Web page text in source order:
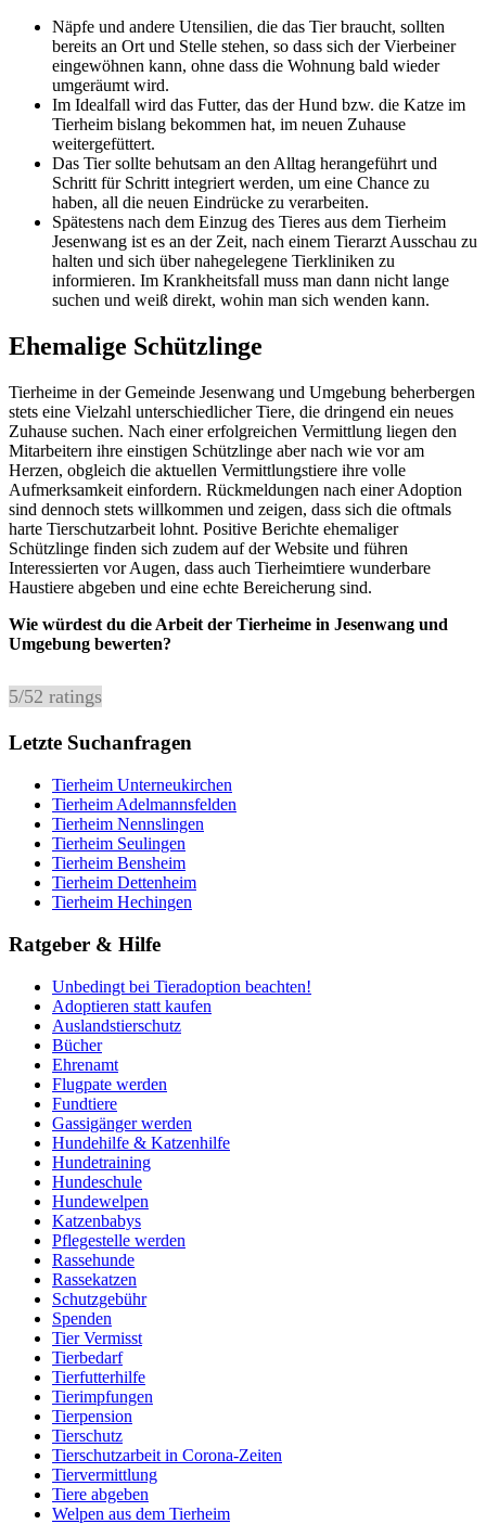
Näpfe und andere Utensilien, die das Tier braucht, sollten
bereits an Ort und Stelle stehen, so dass sich der Vierbeiner
eingewöhnen kann, ohne dass die Wohnung bald wieder
umgeräumt wird.
Im Idealfall wird das Futter, das der Hund bzw. die Katze im
Tierheim bislang bekommen hat, im neuen Zuhause
weitergefüttert.
Das Tier sollte behutsam an den Alltag herangeführt und
Schritt für Schritt integriert werden, um eine Chance zu
haben, all die neuen Eindrücke zu verarbeiten.
Spätestens nach dem Einzug des Tieres aus dem Tierheim
Jesenwang ist es an der Zeit, nach einem Tierarzt Ausschau zu
halten und sich über nahegelegene Tierkliniken zu
informieren. Im Krankheitsfall muss man dann nicht lange
suchen und weiß direkt, wohin man sich wenden kann.
Ehemalige Schützlinge
Tierheime in der Gemeinde Jesenwang und Umgebung beherbergen
stets eine Vielzahl unterschiedlicher Tiere, die dringend ein neues
Zuhause suchen. Nach einer erfolgreichen Vermittlung liegen den
Mitarbeitern ihre einstigen Schützlinge aber nach wie vor am
Herzen, obgleich die aktuellen Vermittlungstiere ihre volle
Aufmerksamkeit einfordern. Rückmeldungen nach einer Adoption
sind dennoch stets willkommen und zeigen, dass sich die oftmals
harte Tierschutzarbeit lohnt. Positive Berichte ehemaliger
Schützlinge finden sich zudem auf der Website und führen
Interessierten vor Augen, dass auch Tierheimtiere wunderbare
Haustiere abgeben und eine echte Bereicherung sind.
Wie würdest du die Arbeit der Tierheime in Jesenwang und
Umgebung bewerten?
5/52 ratings
Letzte Suchanfragen
Tierheim Unterneukirchen
Tierheim Adelmannsfelden
Tierheim Nennslingen
Tierheim Seulingen
Tierheim Bensheim
Tierheim Dettenheim
Tierheim Hechingen
Ratgeber & Hilfe
Unbedingt bei Tieradoption beachten!
Adoptieren statt kaufen
Auslandstierschutz
Bücher
Ehrenamt
Flugpate werden
Fundtiere
Gassigänger werden
Hundehilfe & Katzenhilfe
Hundetraining
Hundeschule
Hundewelpen
Katzenbabys
Pflegestelle werden
Rassehunde
Rassekatzen
Schutzgebühr
Spenden
Tier Vermisst
Tierbedarf
Tierfutterhilfe
Tierimpfungen
Tierpension
Tierschutz
Tierschutzarbeit in Corona-Zeiten
Tiervermittlung
Tiere abgeben
Welpen aus dem Tierheim